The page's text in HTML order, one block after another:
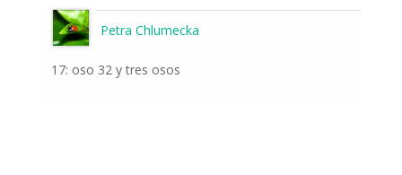
Petra Chlumecka
17: oso 32 y tres osos